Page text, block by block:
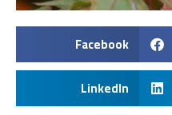
Facebook
LinkedIn